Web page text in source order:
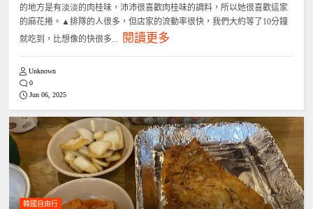
的地方是有淡淡的肉桂味，沛沛很喜歡肉桂味的調料，所以她很喜歡這家
的麻花捲。▲排隊的人很多，但店家的流動率很快，我們大約等了10分鐘
就吃到，比想像的快很多...
閱讀更多
Unknown
0
Jun 06, 2025
韓國自由行